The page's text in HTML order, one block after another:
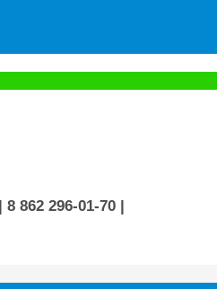
| 8 862 296-01-70 |